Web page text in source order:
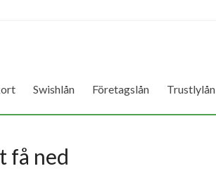
Swishlån Företagslån Trustlylån
få ned